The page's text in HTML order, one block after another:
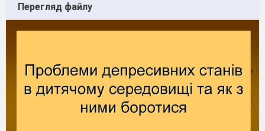
Перегляд файлу